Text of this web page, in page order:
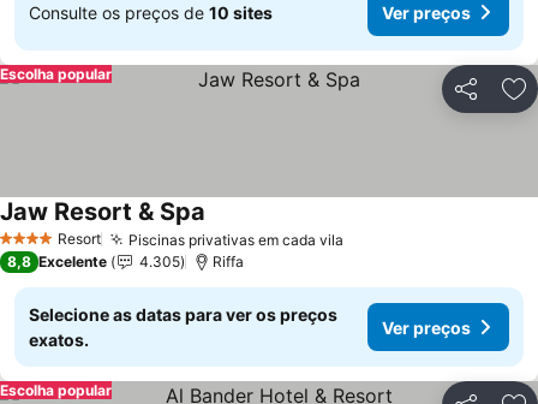
Consulte os preços de 10 sites Ver preços
Partilhar
Escolha popular
4 EstrelasResort Piscinas privativas em cada vila
Jaw Resort & Spa
8,8 Excelente 4.305 Riffa
Selecione as datas para ver os preços
exatos.
Ver preços
Escolha popular